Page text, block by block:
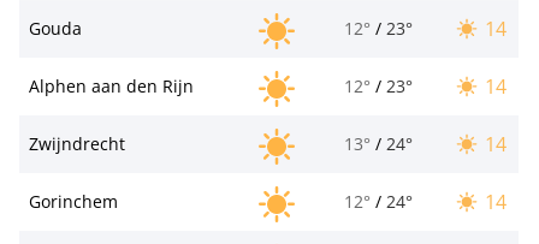
Gouda 12° / 23° 14
Alphen aan den Rijn 12° / 23° 14
Zwijndrecht 13° / 24° 14
Gorinchem 12° / 24° 14